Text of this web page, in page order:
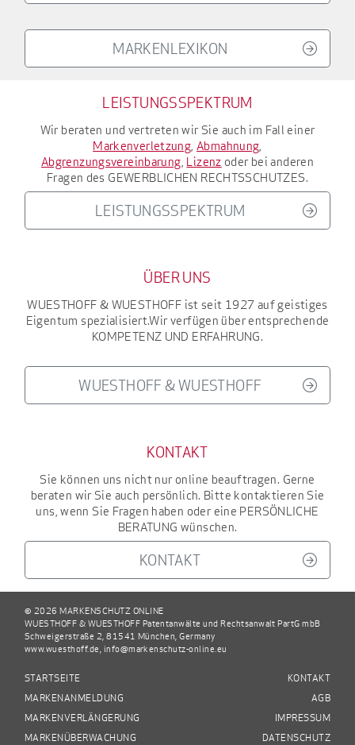
MARKENLEXIKON
LEISTUNGSSPEKTRUM
Wir beraten und vertreten wir Sie auch im Fall einer
Markenverletzung,Abmahnung,
Abgrenzungsvereinbarung, Lizenz oder bei anderen
Fragen des GEWERBLICHEN RECHTSSCHUTZES.
LEISTUNGSSPEKTRUM
ÜBER UNS
WUESTHOFF & WUESTHOFF ist seit 1927 auf geistiges
Eigentum spezialisiert.Wir verfügen über entsprechende
KOMPETENZ UND ERFAHRUNG.
WUESTHOFF & WUESTHOFF
KONTAKT
Sie können uns nicht nur online beauftragen. Gerne
beraten wir Sie auch persönlich. Bitte kontaktieren Sie
uns, wenn Sie Fragen haben oder eine PERSÖNLICHE
BERATUNG wünschen.
KONTAKT
© 2026 MARKENSCHUTZ ONLINE
WUESTHOFF & WUESTHOFF Patentanwälte und Rechtsanwalt PartG mbB
Schweigerstraße 2, 81541 München, Germany
www.wuesthoff.de,info@markenschutz-online.eu
STARTSEITE
MARKENANMELDUNG
MARKENVERLÄNGERUNG
MARKENÜBERWACHUNG
KONTAKT
AGB
IMPRESSUM
DATENSCHUTZ